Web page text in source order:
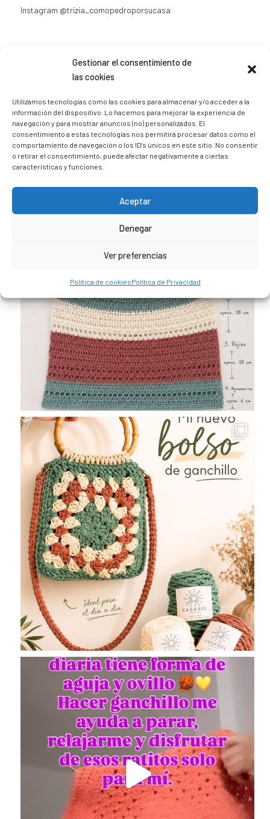
Gestionar el consentimiento de
las cookies
Utilizamos tecnologías como las cookies para almacenar y/o acceder a la
información del dispositivo. Lo hacemos para mejorar la experiencia de
navegación y para mostrar anuncios (no) personalizados. El
consentimiento a estas tecnologías nos permitirá procesar datos como el
comportamiento de navegación o los ID's únicos en este sitio. No consentir
o retirar el consentimiento, puede afectar negativamente a ciertas
características y funciones.
Aceptar
Denegar
Ver preferencias
Política de cookiesPolítica de Privacidad
Instagram @trizia_comopedroporsucasa
Sígueme en Instagram
trizia_comopedroporsucasa
Freelance | Web | RRSS
Mi tienda de productos ECO
@lacatalina.shop
Alquila tu Autocaravana en
@caravana_go
Mi blog de viajes